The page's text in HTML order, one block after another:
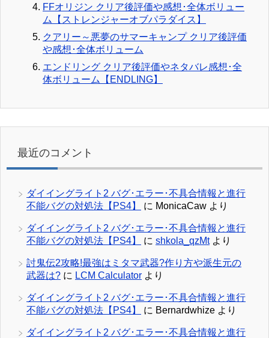
FFオリジン クリア後評価や感想･全体ボリュー
ム【ストレンジャーオブパラダイス】
クアリー～悪夢のサマーキャンプ クリア後評価
や感想･全体ボリューム
エンドリング クリア後評価やネタバレ感想･全
体ボリューム【ENDLING】
最近のコメント
ダイイングライト2 バグ･エラー･不具合情報と進行
不能バグの対処法【PS4】
に MonicaCaw より
ダイイングライト2 バグ･エラー･不具合情報と進行
不能バグの対処法【PS4】
に shkola_qzMtより
討鬼伝2攻略!最強はミタマ武器?作り方や派生元の
武器は? に LCM Calculator より
ダイイングライト2 バグ･エラー･不具合情報と進行
不能バグの対処法【PS4】
に Bernardwhize より
ダイイングライト2 バグ･エラー･不具合情報と進行